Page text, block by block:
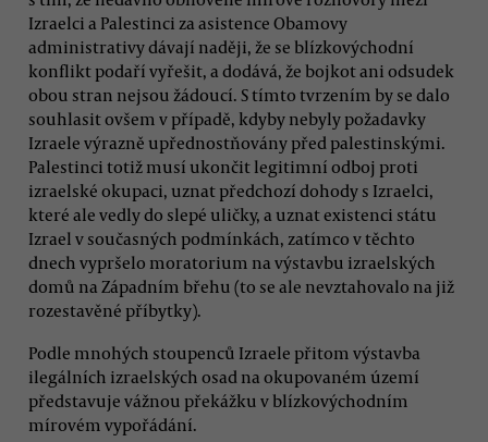
Izraelci a Palestinci za asistence Obamovy
administrativy dávají naději, že se blízkovýchodní
konflikt podaří vyřešit, a dodává, že bojkot ani odsudek
obou stran nejsou žádoucí. S tímto tvrzením by se dalo
souhlasit ovšem v případě, kdyby nebyly požadavky
Izraele výrazně upřednostňovány před palestinskými.
Palestinci totiž musí ukončit legitimní odboj proti
izraelské okupaci, uznat předchozí dohody s Izraelci,
které ale vedly do slepé uličky, a uznat existenci státu
Izrael v současných podmínkách, zatímco v těchto
dnech vypršelo moratorium na výstavbu izraelských
domů na Západním břehu (to se ale nevztahovalo na již
rozestavěné příbytky).
Podle mnohých stoupenců Izraele přitom výstavba
ilegálních izraelských osad na okupovaném území
představuje vážnou překážku v blízkovýchodním
mírovém vypořádání.